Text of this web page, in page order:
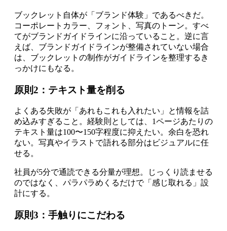
ブックレット自体が「ブランド体験」であるべきだ。
コーポレートカラー、フォント、写真のトーン。すべ
てがブランドガイドラインに沿っていること。逆に言
えば、ブランドガイドラインが整備されていない場合
は、ブックレットの制作がガイドラインを整理するき
っかけにもなる。
原則2：テキスト量を削る
よくある失敗が「あれもこれも入れたい」と情報を詰
め込みすぎること。経験則としては、1ページあたりの
テキスト量は100〜150字程度に抑えたい。余白を恐れ
ない。写真やイラストで語れる部分はビジュアルに任
せる。
社員が5分で通読できる分量が理想。じっくり読ませる
のではなく、パラパラめくるだけで「感じ取れる」設
計にする。
原則3：手触りにこだわる